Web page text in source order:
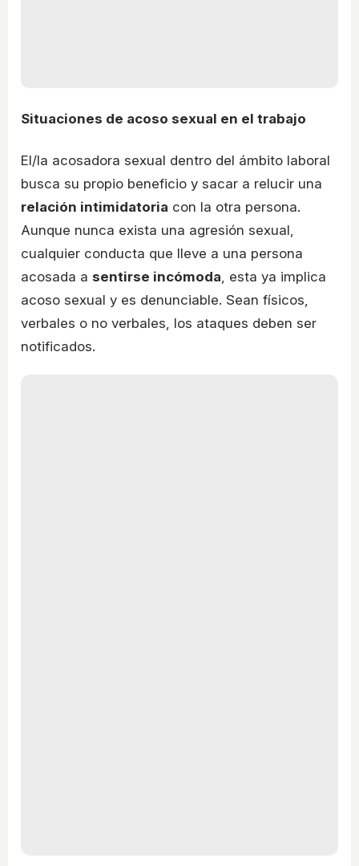
Situaciones de acoso sexual en el trabajo
El/la acosadora sexual dentro del ámbito laboral
busca su propio beneficio y sacar a relucir una
relación intimidatoria con la otra persona.
Aunque nunca exista una agresión sexual,
cualquier conducta que lleve a una persona
acosada a sentirse incómoda, esta ya implica
acoso sexual y es denunciable. Sean físicos,
verbales o no verbales, los ataques deben ser
notificados.